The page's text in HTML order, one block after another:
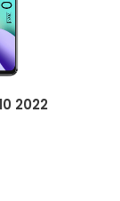
2022